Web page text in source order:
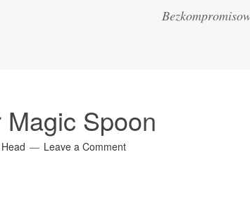
Magic Spoon
Leave a Comment